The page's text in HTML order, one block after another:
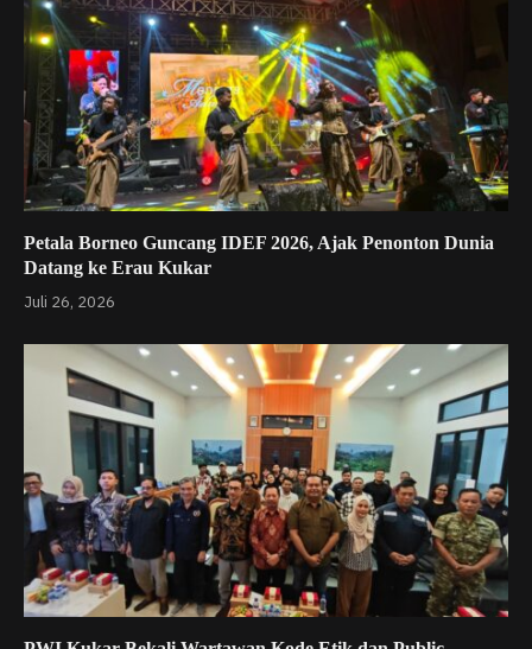
Petala Borneo Guncang IDEF 2026, Ajak Penonton Dunia
Datang ke Erau Kukar
Juli 26, 2026